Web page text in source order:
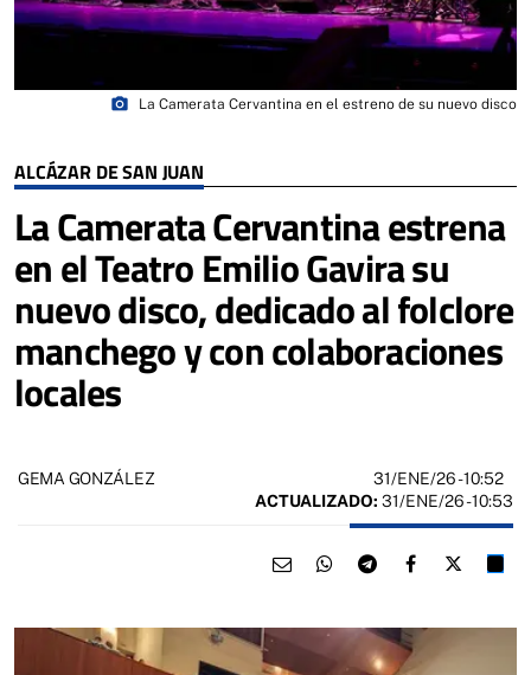
ALCÁZAR DE SAN JUAN
La Camerata Cervantina estrena
en el Teatro Emilio Gavira su
nuevo disco, dedicado al folclore
manchego y con colaboraciones
locales
photo_camera La Camerata Cervantina en el estreno de su nuevo disco
GEMA GONZÁLEZ 31/ENE/26- 10:52
ACTUALIZADO: 31/ENE/26 - 10:53